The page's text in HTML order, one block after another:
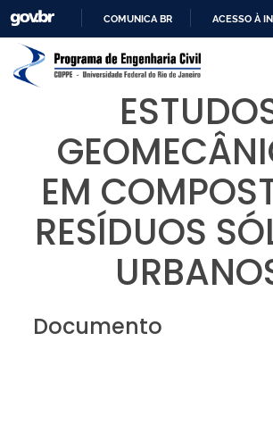
PARA
CONTEÚDO
COMUNICA BR ACESSO À
EM
RESÍDUOS
Documento